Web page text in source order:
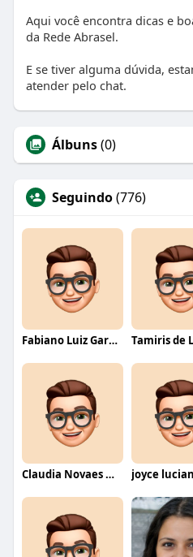
Aqui você encontra dicas e
da Rede Abrasel.
E se tiver alguma dúvida,
atender pelo chat.
Álbuns(0)
Seguindo(776)
Fabiano Luiz Garcia Tamiris de
Claudia Novaes Novaes